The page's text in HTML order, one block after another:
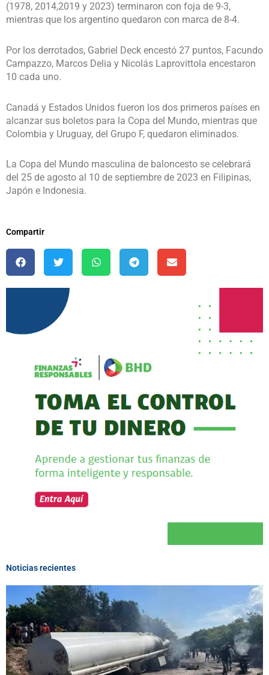
(1978, 2014,2019 y 2023) terminaron con foja de 9-3,
mientras que los argentino quedaron con marca de 8-4.
Por los derrotados, Gabriel Deck encestó 27 puntos, Facundo
Campazzo, Marcos Delia y Nicolás Laprovittola encestaron
10 cada uno.
Canadá y Estados Unidos fueron los dos primeros países en
alcanzar sus boletos para la Copa del Mundo, mientras que
Colombia y Uruguay, del Grupo F, quedaron eliminados.
La Copa del Mundo masculina de baloncesto se celebrará
del 25 de agosto al 10 de septiembre de 2023 en Filipinas,
Japón e Indonesia.
Compartir
Noticias recientes